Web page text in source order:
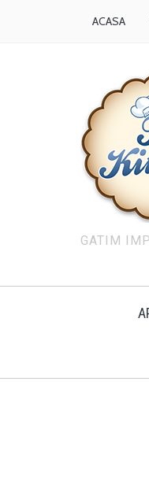
ACASA
GATIM